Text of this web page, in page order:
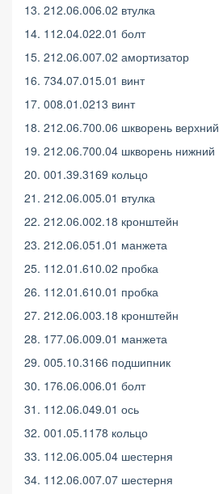
13. 212.06.006.02 втулка
14. 112.04.022.01 болт
15. 212.06.007.02 амортизатор
16. 734.07.015.01 винт
17. 008.01.0213 винт
18. 212.06.700.06 шкворень верхний
19. 212.06.700.04 шкворень нижний
20. 001.39.3169 кольцо
21. 212.06.005.01 втулка
22. 212.06.002.18 кронштейн
23. 212.06.051.01 манжета
25. 112.01.610.02 пробка
26. 112.01.610.01 пробка
27. 212.06.003.18 кронштейн
28. 177.06.009.01 манжета
29. 005.10.3166 подшипник
30. 176.06.006.01 болт
31. 112.06.049.01 ось
32. 001.05.1178 кольцо
33. 112.06.005.04 шестерня
34. 112.06.007.07 шестерня